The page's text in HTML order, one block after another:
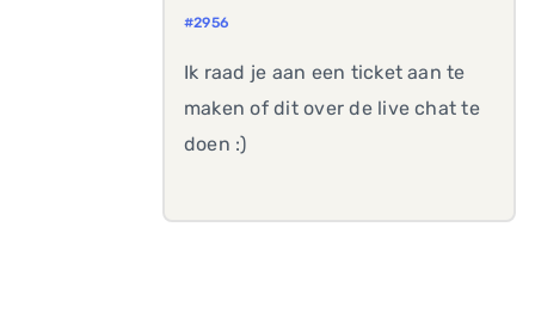
#2956
Ik raad je aan een ticket aan te
maken of dit over de live chat te
doen :)